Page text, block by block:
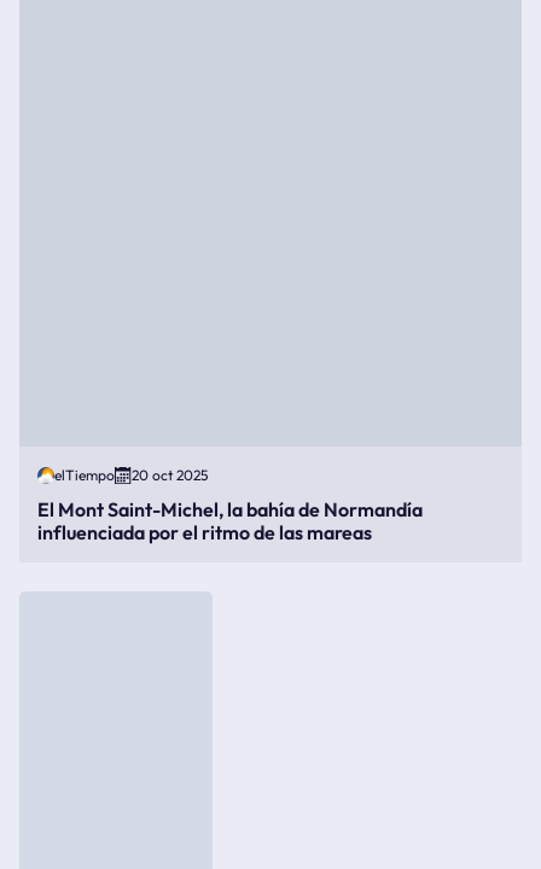
elTiempo 20 oct 2025
El Mont Saint-Michel, la bahía de Normandía
influenciada por el ritmo de las mareas